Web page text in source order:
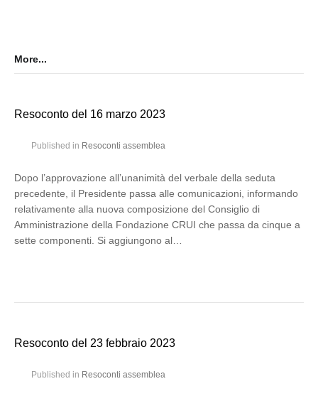
More...
Resoconto del 16 marzo 2023
Published in Resoconti assemblea
Dopo l’approvazione all’unanimità del verbale della seduta
precedente, il Presidente passa alle comunicazioni, informando
relativamente alla nuova composizione del Consiglio di
Amministrazione della Fondazione CRUI che passa da cinque a
sette componenti. Si aggiungono al…
Resoconto del 23 febbraio 2023
Published in Resoconti assemblea